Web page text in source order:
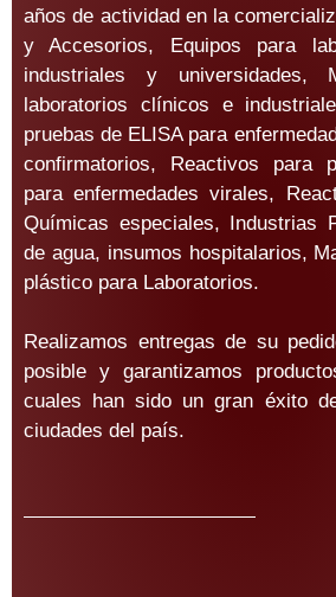
años de actividad en la
y Accesorios, Equipos para
industriales y universidades,
laboratorios clínicos e
pruebas de ELISA para
confirmatorios, Reactivos para
para enfermedades virales,
Químicas especiales, Industrias
de agua, insumos hospitalarios,
plástico para Laboratorios.
Realizamos entregas de su
posible y garantizamos
cuales han sido un gran éxito
ciudades del país.